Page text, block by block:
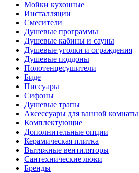
Мойки кухонные
Инсталляции
Смесители
Душевые программы
Душевые кабины и сауны
Душевые уголки и ограждения
Душевые поддоны
Полотенцесушители
Биде
Писсуары
Сифоны
Душевые трапы
Аксессуары для ванной комнаты
Комплектующие
Дополнительные опции
Керамическая плитка
Вытяжные вентиляторы
Сантехнические люки
Бренды